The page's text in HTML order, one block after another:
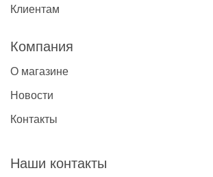
Клиентам
Компания
О магазине
Новости
Контакты
Наши контакты